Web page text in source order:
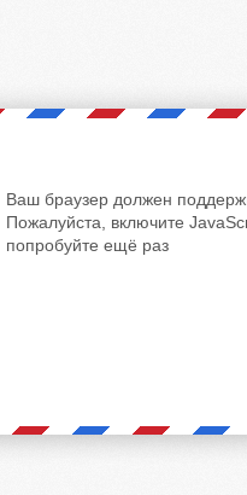
Ваш браузер должен
Пожалуйста, включите
попробуйте ещё раз